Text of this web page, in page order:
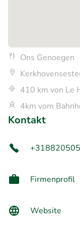
Ons Genoegen
410 km von Le
4km vom
Kontakt
Firmenprofil
Website